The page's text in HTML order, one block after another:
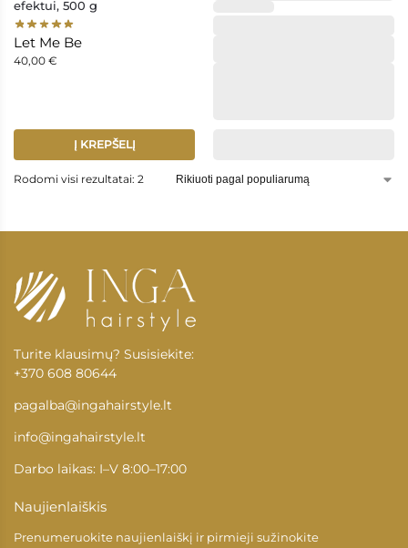
efektui, 500 g
Let Me Be
40,00 €
Į KREPŠELĮ
Rodomi visi rezultatai: 2
Turite klausimų? Susisiekite:
+370 608 80644
pagalba@ingahairstyle.lt
info@ingahairstyle.lt
Darbo laikas: I–V 8:00–17:00
Naujienlaiškis
Prenumeruokite naujienlaiškį ir pirmieji sužinokite